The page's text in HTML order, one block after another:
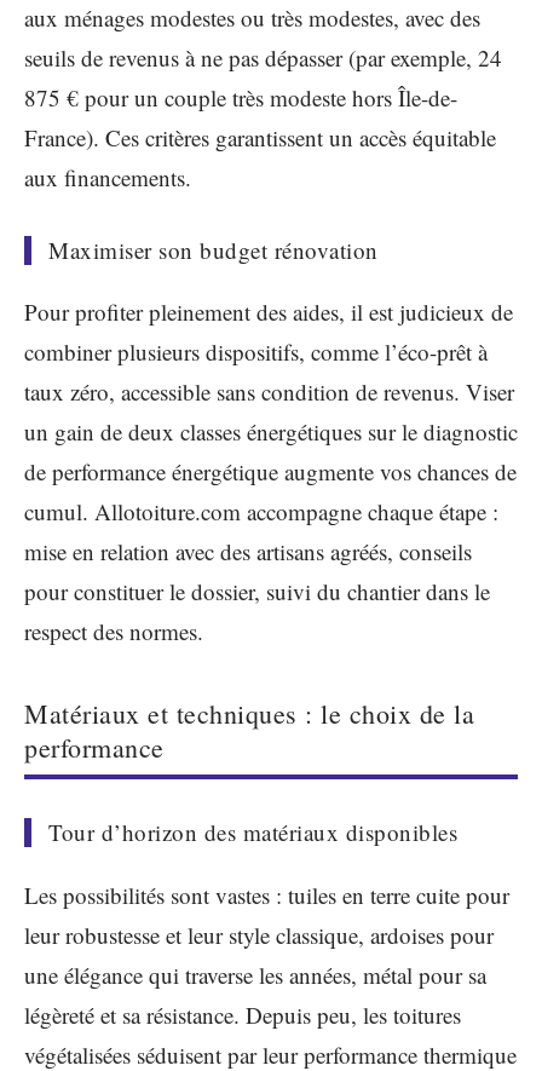
aux ménages modestes ou très modestes, avec des
seuils de revenus à ne pas dépasser (par exemple, 24
875 € pour un couple très modeste hors Île-de-
France). Ces critères garantissent un accès équitable
aux financements.
Maximiser son budget rénovation
Pour profiter pleinement des aides, il est judicieux de
combiner plusieurs dispositifs, comme l’éco-prêt à
taux zéro, accessible sans condition de revenus. Viser
un gain de deux classes énergétiques sur le diagnostic
de performance énergétique augmente vos chances de
cumul. Allotoiture.com accompagne chaque étape :
mise en relation avec des artisans agréés, conseils
pour constituer le dossier, suivi du chantier dans le
respect des normes.
Matériaux et techniques : le choix de la
performance
Tour d’horizon des matériaux disponibles
Les possibilités sont vastes : tuiles en terre cuite pour
leur robustesse et leur style classique, ardoises pour
une élégance qui traverse les années, métal pour sa
légèreté et sa résistance. Depuis peu, les toitures
végétalisées séduisent par leur performance thermique